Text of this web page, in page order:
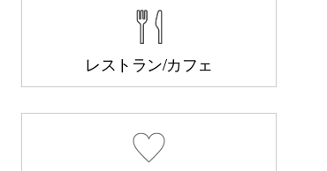
レストラン/カフェ